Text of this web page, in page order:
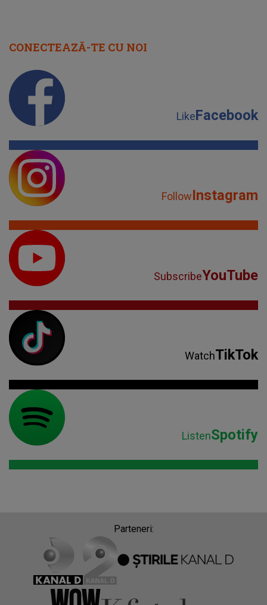
CONECTEAZĂ-TE CU NOI
LikeFacebook
FollowInstagram
SubscribeYouTube
WatchTikTok
ListenSpotify
Parteneri: